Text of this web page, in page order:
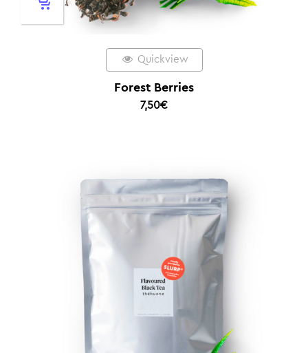
Quickview
Forest Berries
7,50€